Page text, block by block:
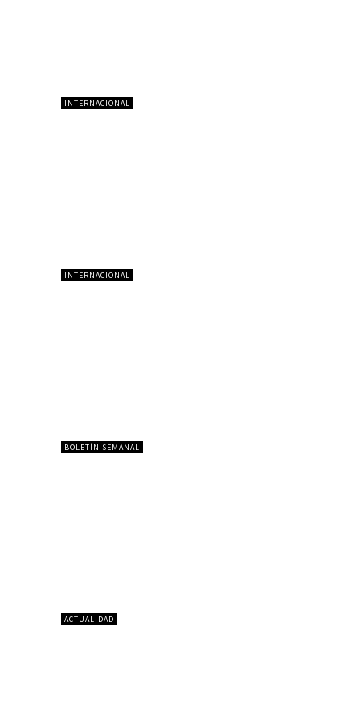
INTERNACIONAL
INTERNACIONAL
BOLETÍN SEMANAL
ACTUALIDAD